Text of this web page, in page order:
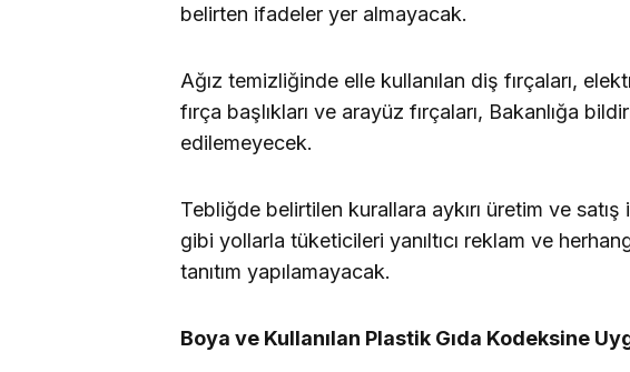
belirten ifadeler yer almayacak.
Ağız temizliğinde elle kullanılan diş fırçaları,
fırça başlıkları ve arayüz fırçaları, Bakanlığa
edilemeyecek.
Tebliğde belirtilen kurallara aykırı üretim ve satış
gibi yollarla tüketicileri yanıltıcı reklam ve
tanıtım yapılamayacak.
Boya ve Kullanılan Plastik Gıda Kodeksine